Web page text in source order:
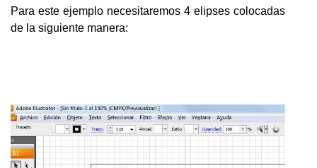
Para este ejemplo necesitaremos 4 elipses colocadas
de la siguiente manera: